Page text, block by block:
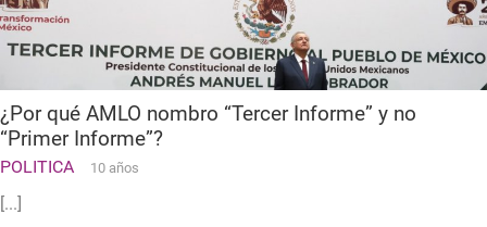
¿Por qué AMLO nombro “Tercer Informe” y no
“Primer Informe”?
POLITICA 10 años
[...]